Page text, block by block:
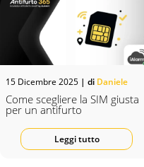
15 Dicembre 2025 | di Daniele
Come scegliere la SIM giusta
per un antifurto
Leggi tutto